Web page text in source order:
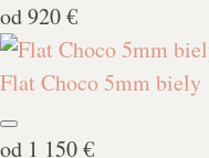
od920 €
Flat Choco 5mm biely
od 1 150 €